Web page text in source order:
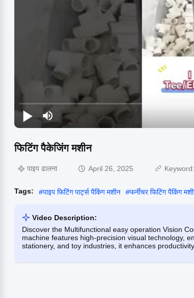
फिटिंग पैकेजिंग मशीन
पाइप ढालना April 26, 2025 Keyword:
Tags: #पाइप फिटिंग पार्ट्स पैकिंग मशीन #फर्नीचर फिटिंग पैकिंग
Video Description:
Discover the Multifunctional easy operation Vision
machine features high-precision visual technology,
stationery, and toy industries, it enhances